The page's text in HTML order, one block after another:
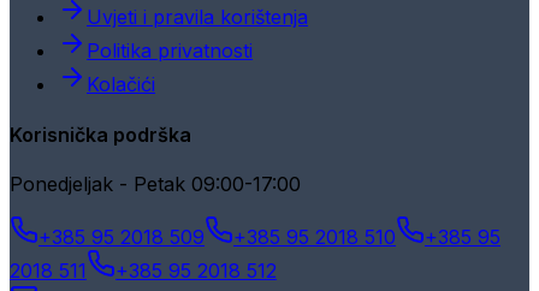
Uvjeti i pravila korištenja
Politika privatnosti
Kolačići
Korisnička podrška
Ponedjeljak - Petak 09:00-17:00
+385 95 2018 509 +385 95 2018 510
+385 95
2018 511
+385 95 2018 512